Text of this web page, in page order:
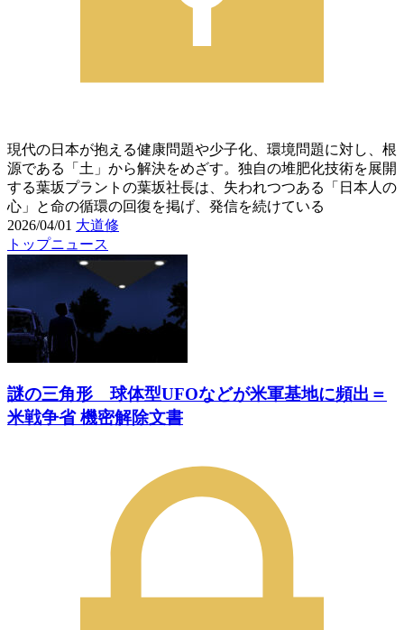
現代の日本が抱える健康問題や少子化、環境問題に対し、根
源である「土」から解決をめざす。独自の堆肥化技術を展開
する葉坂プラントの葉坂社長は、失われつつある「日本人の
心」と命の循環の回復を掲げ、発信を続けている
2026/04/01 大道修
トップニュース
謎の三角形 球体型UFOなどが米軍基地に頻出＝
米戦争省 機密解除文書